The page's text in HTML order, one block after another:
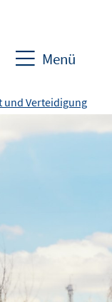
Menü
und Verteidigung